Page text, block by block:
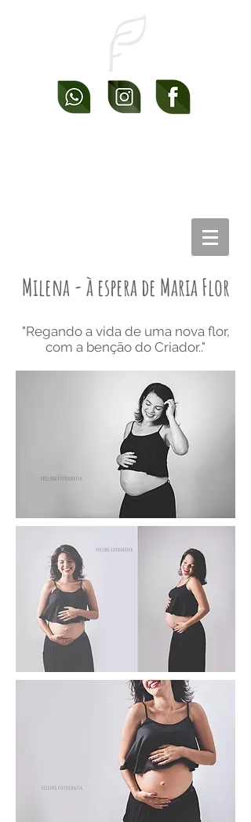
Milena - à espera de Maria Flor
"Regando a vida de uma nova flor,
com a benção do Criador.."